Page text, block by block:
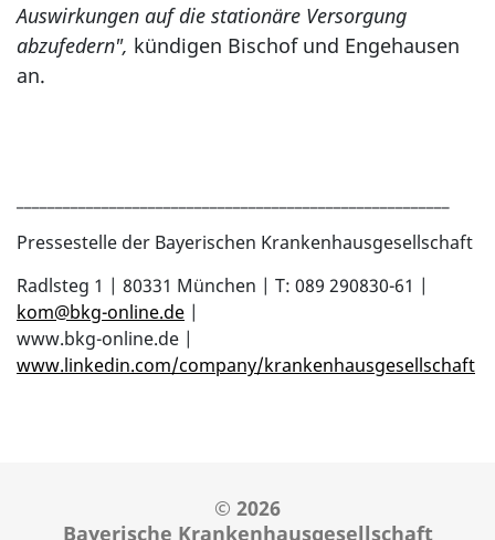
Auswirkungen auf die stationäre Versorgung
abzufedern", kündigen Bischof und Engehausen
an.
Pressestelle der Bayerischen Krankenhausgesellschaft
Radlsteg 1 | 80331 München | T: 089 290830-61 |
kom@bkg-online.de |
www.bkg-online.de |
www.linkedin.com/company/krankenhausgesellschaft
© 2026
Bayerische Krankenhausgesellschaft